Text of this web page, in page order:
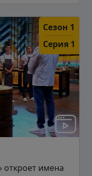
Сезон 1
Серия 1
имена